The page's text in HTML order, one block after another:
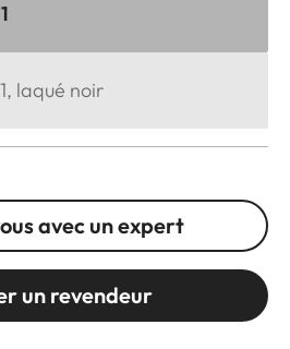
laqué noir
avec un expert
un revendeur